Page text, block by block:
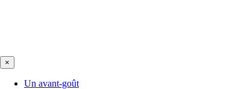
×
Un avant-goût